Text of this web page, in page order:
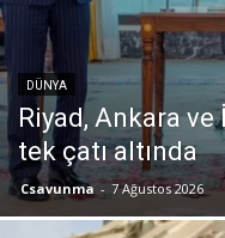
DÜNYA
Riyad, Ankara
tek çatı altında
Csavunma - 7 Ağustos 2026